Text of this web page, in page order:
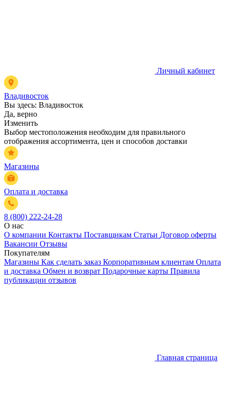
Личный кабинет
Владивосток
Вы здесь: Владивосток
Да, верно
Изменить
Выбор местоположения необходим для правильного
отображения ассортимента, цен и способов доставки
Магазины
Оплата и доставка
8 (800) 222-24-28
О нас
О компании Контакты Поставщикам Статьи Договор оферты
Вакансии Отзывы
Покупателям
Магазины Как сделать заказ Корпоративным клиентам Оплата
и доставка Обмен и возврат Подарочные карты Правила
публикации отзывов
Главная страница